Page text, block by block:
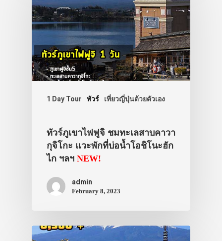
1 Day Tour ทัวร์ เที่ยวญี่ปุ่นด้วยตัวเอง
ทัวร์ภูเขาไฟฟูจิ ชมทะเลสาบคาวา
กุจิโกะ แวะพักที่บ่อน้ำโอชิโนะฮัก
ไก ฯลฯ NEW!
admin
February 8, 2023